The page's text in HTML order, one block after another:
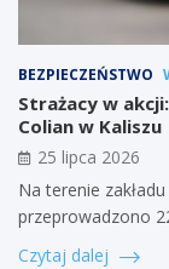
BEZPIECZEŃSTWO
Strażacy w
Colian w Kaliszu
25 lipca 2026
Na terenie
przeprowadzono
Czytaj dalej